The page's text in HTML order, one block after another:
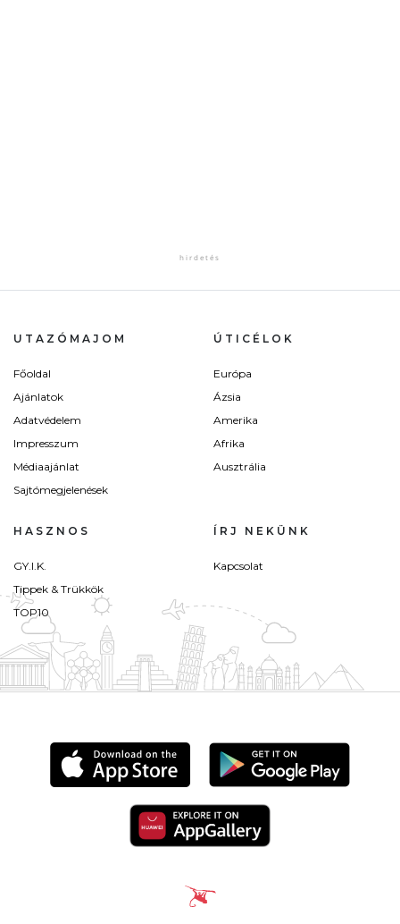
UTAZÓMAJOM
Főoldal
Ajánlatok
Adatvédelem
Impresszum
Médiaajánlat
Sajtómegjelenések
ÚTICÉLOK
Európa
Ázsia
Amerika
Afrika
Ausztrália
HASZNOS
GY.I.K.
Tippek & Trükkök
TOP10
ÍRJ NEKÜNK
Kapcsolat